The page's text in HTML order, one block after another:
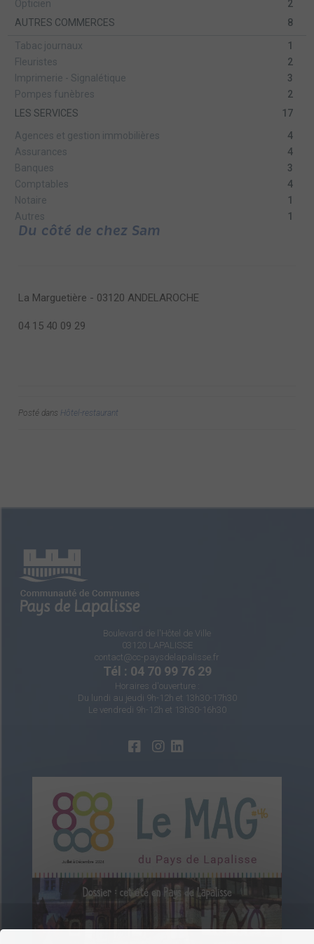
Opticien
2
AUTRES COMMERCES
8
Tabac journaux
1
Fleuristes
2
Imprimerie - Signalétique
3
Pompes funèbres
2
LES SERVICES
17
Agences et gestion immobilières
4
Assurances
4
Banques
3
Comptables
4
Notaire
1
Autres
1
Du côté de chez Sam
La Marguetière - 03120 ANDELAROCHE
04 15 40 09 29
Posté dans Hôtel-restaurant
Boulevard de l'Hôtel de Ville
03120 LAPALISSE
contact@cc-paysdelapalisse.fr
Tél : 04 70 99 76 29
Horaires d'ouverture :
Du lundi au jeudi 9h-12h et 13h30-17h30
Le vendredi 9h-12h et 13h30-16h30